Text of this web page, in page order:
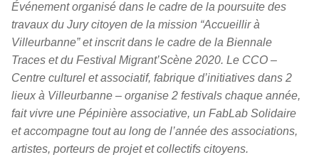
Événement organisé dans le cadre de la poursuite des
travaux du Jury citoyen de la mission “Accueillir à
Villeurbanne” et inscrit dans le cadre de la Biennale
Traces et du Festival Migrant’Scène 2020. Le CCO –
Centre culturel et associatif, fabrique d’initiatives dans 2
lieux à Villeurbanne – organise 2 festivals chaque année,
fait vivre une Pépinière associative, un FabLab Solidaire
et accompagne tout au long de l’année des associations,
artistes, porteurs de projet et collectifs citoyens.